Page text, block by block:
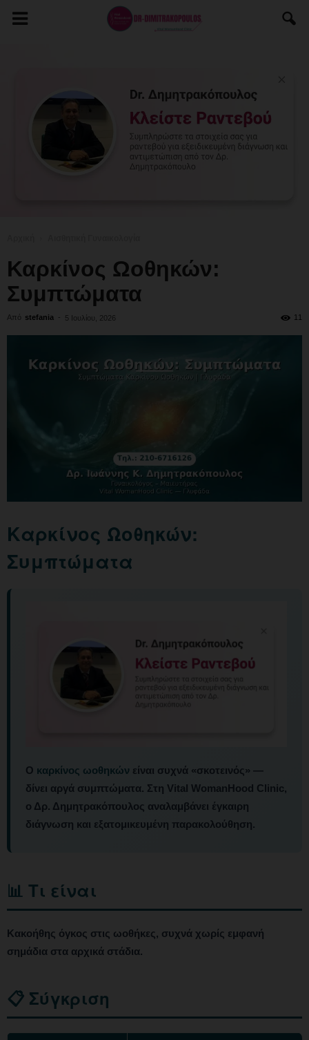
Καρκίνος Ωοθηκών:
Συμπτώματα
Από stefania - 5 Ιουλίου, 2026 11
Καρκίνος Ωοθηκών:
Συμπτώματα
Ο καρκίνος ωοθηκών είναι συχνά «σκοτεινός» —
δίνει αργά συμπτώματα. Στη Vital WomanHood Clinic,
ο Δρ. Δημητρακόπουλος αναλαμβάνει έγκαιρη
διάγνωση και εξατομικευμένη παρακολούθηση.
📊 Τι είναι
Κακοήθης όγκος στις ωοθήκες, συχνά χωρίς εμφανή
σημάδια στα αρχικά στάδια.
📋 Σύγκριση